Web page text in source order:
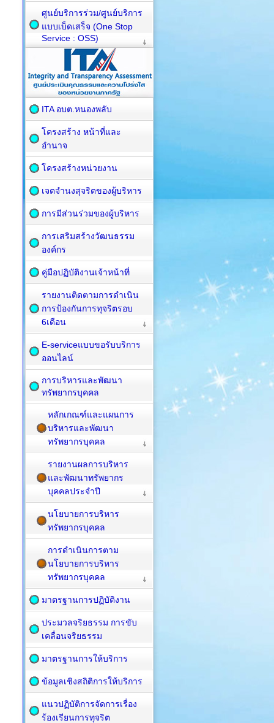
ศูนย์บริการร่วม/ศูนย์บริการ
แบบเบ็ดเสร็จ (One Stop
Service : OSS)
ITA อบต.หนองพลับ
โครงสร้าง หน้าที่และ
อำนาจ
โครงสร้างหน่วยงาน
เจตจำนงสุจริตของผู้บริหาร
การมีส่วนร่วมของผู้บริหาร
การเสริมสร้างวัฒนธรรม
องค์กร
คู่มือปฏิบัติงานเจ้าหน้าที่
รายงานติดตามการดำเนิน
การป้องกันการทุจริตรอบ
6เดือน
E-serviceแบบขอรับบริการ
ออนไลน์
การบริหารและพัฒนา
ทรัพยากรบุคคล
หลักเกณฑ์และแผนการ
บริหารและพัฒนา
ทรัพยากรบุคคล
รายงานผลการบริหาร
และพัฒนาทรัพยากร
บุคคลประจำปี
นโยบายการบริหาร
ทรัพยากรบุคคล
การดำเนินการตาม
นโยบายการบริหาร
ทรัพยากรบุคคล
มาตรฐานการปฏิบัติงาน
ประมวลจริยธรรม การขับ
เคลื่อนจริยธรรม
มาตรฐานการให้บริการ
ข้อมูลเชิงสถิติการให้บริการ
แนวปฏิบัติการจัดการเรื่อง
ร้องเรียนการทุจริต